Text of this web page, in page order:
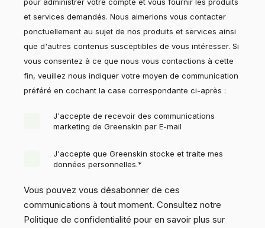
et services demandés. Nous aimerions vous contacter
ponctuellement au sujet de nos produits et services ainsi
que d'autres contenus susceptibles de vous intéresser. Si
vous consentez à ce que nous vous contactions à cette
fin, veuillez nous indiquer votre moyen de communication
préféré en cochant la case correspondante ci-après :
J'accepte de recevoir des communications
marketing de Greenskin par E-mail
J'accepte que Greenskin stocke et traite mes
données personnelles.*
Vous pouvez vous désabonner de ces
communications à tout moment. Consultez notre
Politique de confidentialité pour en savoir plus sur